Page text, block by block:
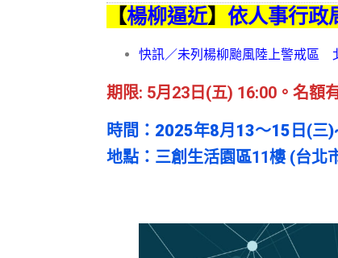
【楊柳逼近】 依人事行政
快訊／未列楊柳颱風陸上警戒區
期限: 5月23日(五) 16:00。名額
時間 ： 2025年8月13〜15日(三
地點：三創生活園區11樓 (台北